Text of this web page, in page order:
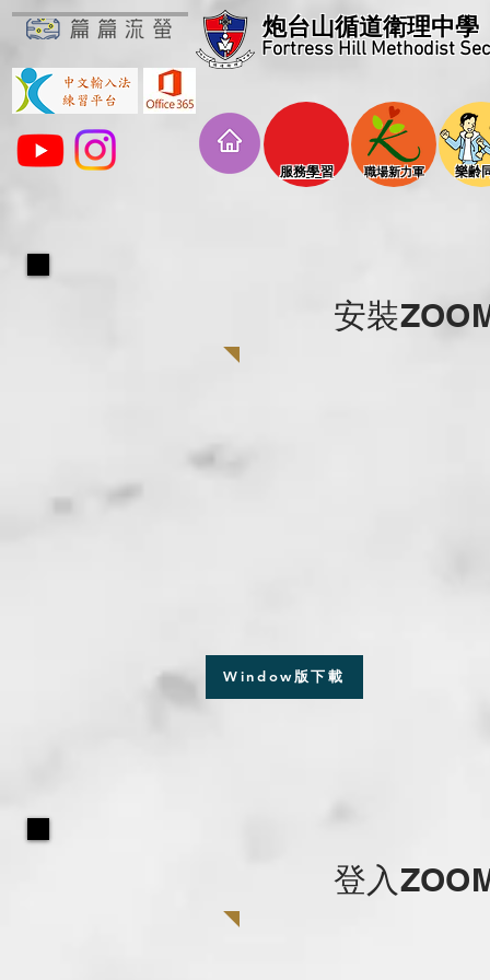
炮台山循道衛理中學
Fortress Hill Methodist
​服務學習 ​職場新力軍 樂齢
安裝
Window版下載
登入